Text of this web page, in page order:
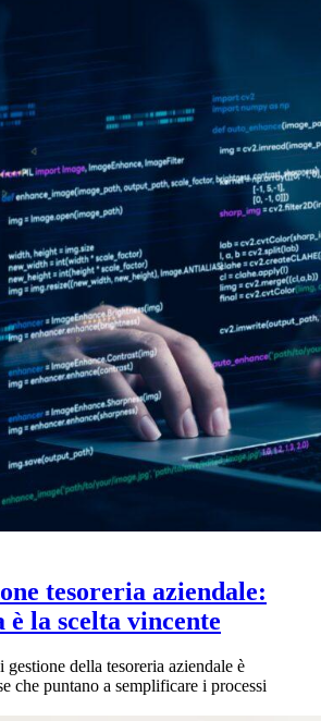
tesoreria aziendale:
la scelta vincente
della tesoreria aziendale è
che puntano a semplificare i processi